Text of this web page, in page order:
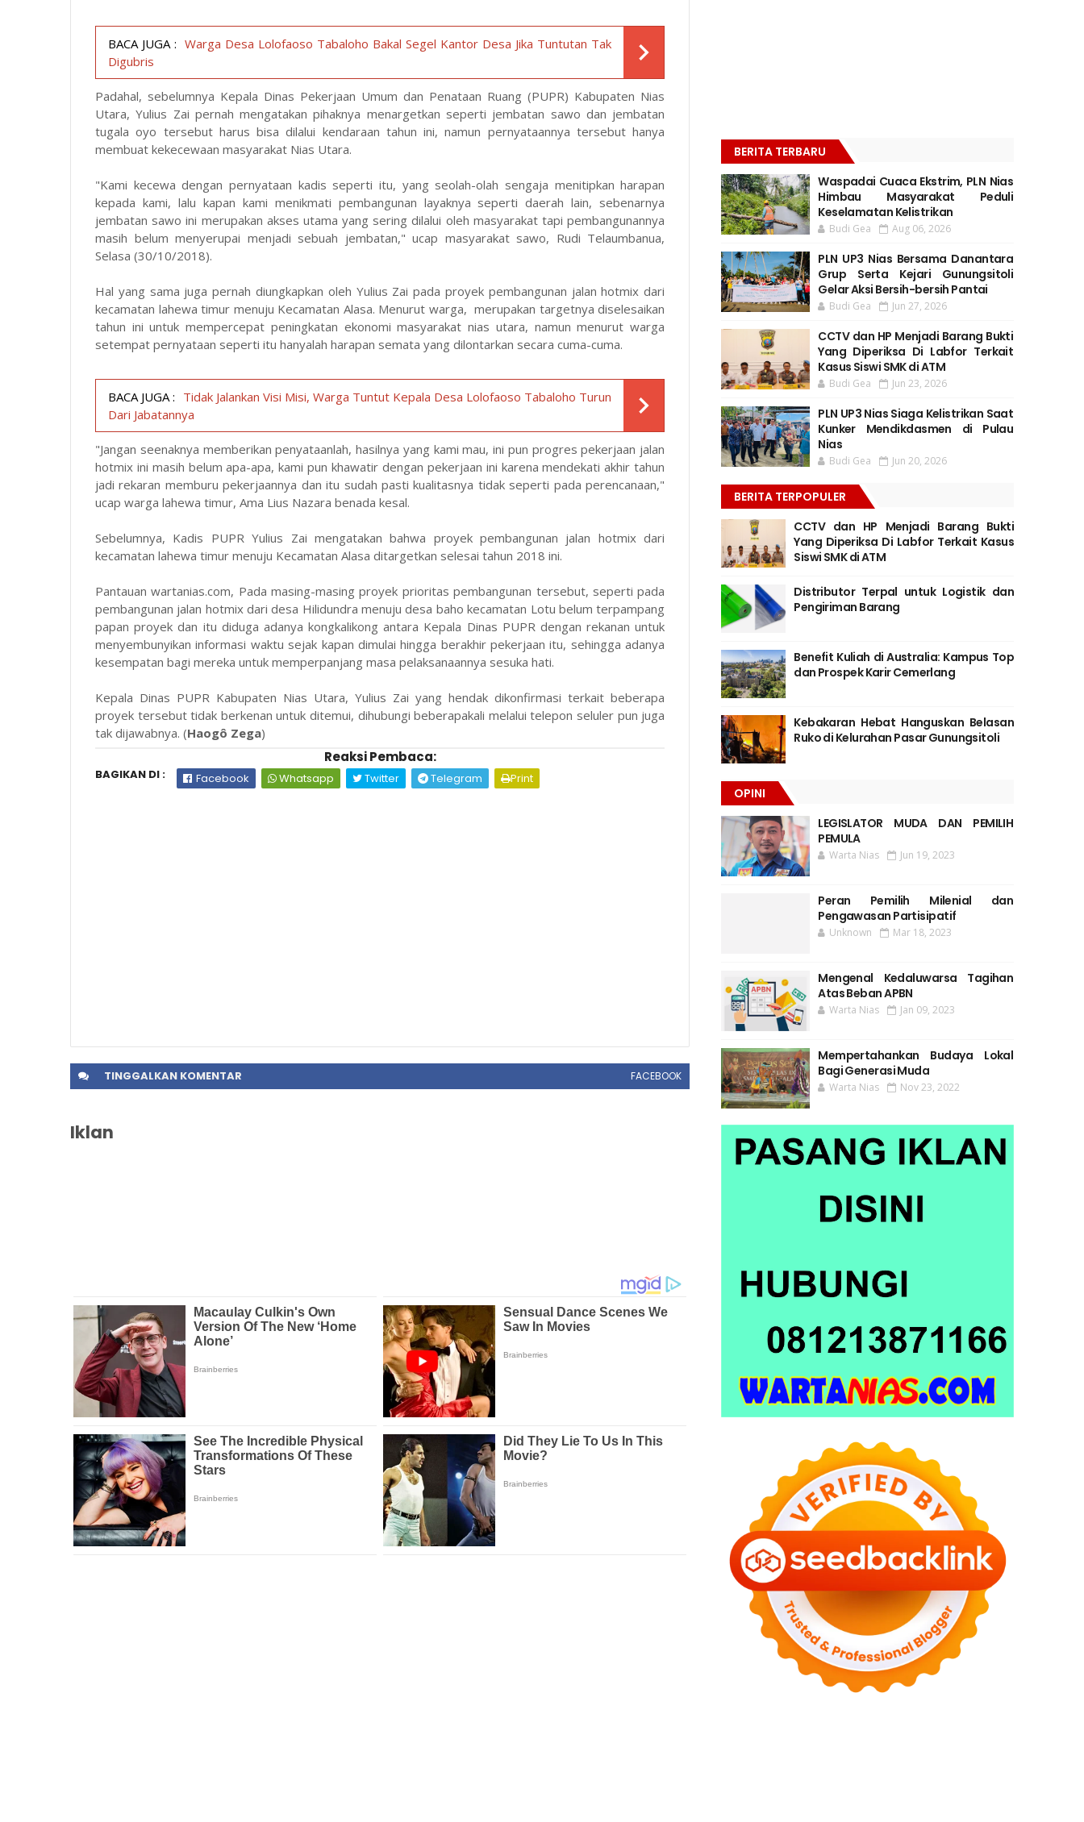
BACA JUGA : Warga Desa Lolofaoso Tabaloho Bakal Segel Kantor Desa Jika Tuntutan Tak
Digubris
Padahal, sebelumnya Kepala Dinas Pekerjaan Umum dan Penataan Ruang (PUPR) Kabupaten Nias
Utara, Yulius Zai pernah mengatakan pihaknya menargetkan seperti jembatan sawo dan jembatan
tugala oyo tersebut harus bisa dilalui kendaraan tahun ini, namun pernyataannya tersebut hanya
membuat kekecewaan masyarakat Nias Utara.
"Kami kecewa dengan pernyataan kadis seperti itu, yang seolah-olah sengaja menitipkan harapan
kepada kami, lalu kapan kami menikmati pembangunan layaknya seperti daerah lain, sebenarnya
jembatan sawo ini merupakan akses utama yang sering dilalui oleh masyarakat tapi pembangunannya
masih belum menyerupai menjadi sebuah jembatan," ucap masyarakat sawo, Rudi Telaumbanua,
Selasa (30/10/2018).
Hal yang sama juga pernah diungkapkan oleh Yulius Zai pada proyek pembangunan jalan hotmix dari
kecamatan lahewa timur menuju Kecamatan Alasa. Menurut warga, merupakan targetnya diselesaikan
tahun ini untuk mempercepat peningkatan ekonomi masyarakat nias utara, namun menurut warga
setempat pernyataan seperti itu hanyalah harapan semata yang dilontarkan secara cuma-cuma.
BACA JUGA : Tidak Jalankan Visi Misi, Warga Tuntut Kepala Desa Lolofaoso Tabaloho Turun
Dari Jabatannya
"Jangan seenaknya memberikan penyataanlah, hasilnya yang kami mau, ini pun progres pekerjaan jalan
hotmix ini masih belum apa-apa, kami pun khawatir dengan pekerjaan ini karena mendekati akhir tahun
jadi rekaran memburu pekerjaannya dan itu sudah pasti kualitasnya tidak seperti pada perencanaan,"
ucap warga lahewa timur, Ama Lius Nazara benada kesal.
Sebelumnya, Kadis PUPR Yulius Zai mengatakan bahwa proyek pembangunan jalan hotmix dari
kecamatan lahewa timur menuju Kecamatan Alasa ditargetkan selesai tahun 2018 ini.
Pantauanwartanias.com, Pada masing-masing proyek prioritas pembangunan tersebut, seperti pada
pembangunan jalan hotmix dari desa Hilidundra menuju desa baho kecamatan Lotu belum terpampang
papan proyek dan itu diduga adanya kongkalikong antara Kepala Dinas PUPR dengan rekanan untuk
menyembunyikan informasi waktu sejak kapan dimulai hingga berakhir pekerjaan itu, sehingga adanya
kesempatan bagi mereka untuk memperpanjang masa pelaksanaannya sesuka hati.
Kepala Dinas PUPR Kabupaten Nias Utara, Yulius Zai yang hendak dikonfirmasi terkait beberapa
proyek tersebut tidak berkenan untuk ditemui, dihubungi beberapakali melalui telepon seluler pun juga
tak dijawabnya. (Haogô Zega)
Reaksi Pembaca:
BAGIKAN DI : Facebook Whatsapp Twitter Telegram Print
TINGGALKAN KOMENTAR FACEBOOK
Iklan
BERITA TERBARU
Waspadai Cuaca Ekstrim, PLN Nias
Himbau Masyarakat Peduli
Keselamatan Kelistrikan
Budi Gea Aug 06, 2026
PLN UP3 Nias Bersama Danantara
Grup Serta Kejari Gunungsitoli
Gelar Aksi Bersih-bersih Pantai
Budi Gea Jun 27, 2026
CCTV dan HP Menjadi Barang Bukti
Yang Diperiksa Di Labfor Terkait
Kasus Siswi SMK di ATM
Budi Gea Jun 23, 2026
PLN UP3 Nias Siaga Kelistrikan Saat
Kunker Mendikdasmen di Pulau
Nias
Budi Gea Jun 20, 2026
BERITA TERPOPULER
CCTV dan HP Menjadi Barang Bukti
Yang Diperiksa Di Labfor Terkait Kasus
Siswi SMK di ATM
Distributor Terpal untuk Logistik dan
Pengiriman Barang
Benefit Kuliah di Australia: Kampus Top
dan Prospek Karir Cemerlang
Kebakaran Hebat Hanguskan Belasan
Ruko di Kelurahan Pasar Gunungsitoli
OPINI
LEGISLATOR MUDA DAN PEMILIH
PEMULA
Warta Nias Jun 19, 2023
Peran Pemilih Milenial dan
Pengawasan Partisipatif
Unknown Mar 18, 2023
Mengenal Kedaluwarsa Tagihan
Atas Beban APBN
Warta Nias Jan 09, 2023
Mempertahankan Budaya Lokal
Bagi Generasi Muda
Warta Nias Nov 23, 2022